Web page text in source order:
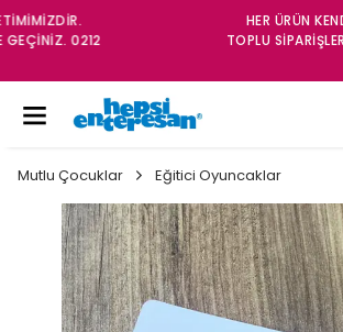
HER ÜRÜN KENDİ TASARIMIMIZ VE
TOPLU SİPARİŞLER İÇİN LÜTFEN İLETİŞİME
Mutlu Çocuklar Eğitici Oyuncaklar